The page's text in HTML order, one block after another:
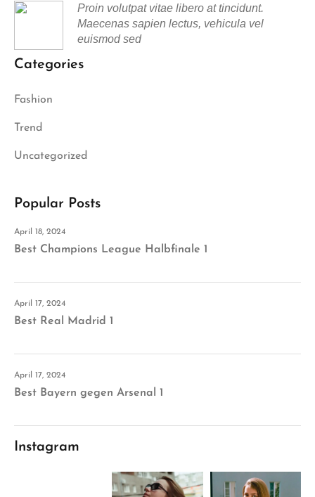
Proin volutpat vitae libero at tincidunt.
Maecenas sapien lectus, vehicula vel
euismod sed
Categories
Fashion
Trend
Uncategorized
Popular Posts
April 18, 2024
Best Champions League Halbfinale 1
April 17, 2024
Best Real Madrid 1
April 17, 2024
Best Bayern gegen Arsenal 1
Instagram